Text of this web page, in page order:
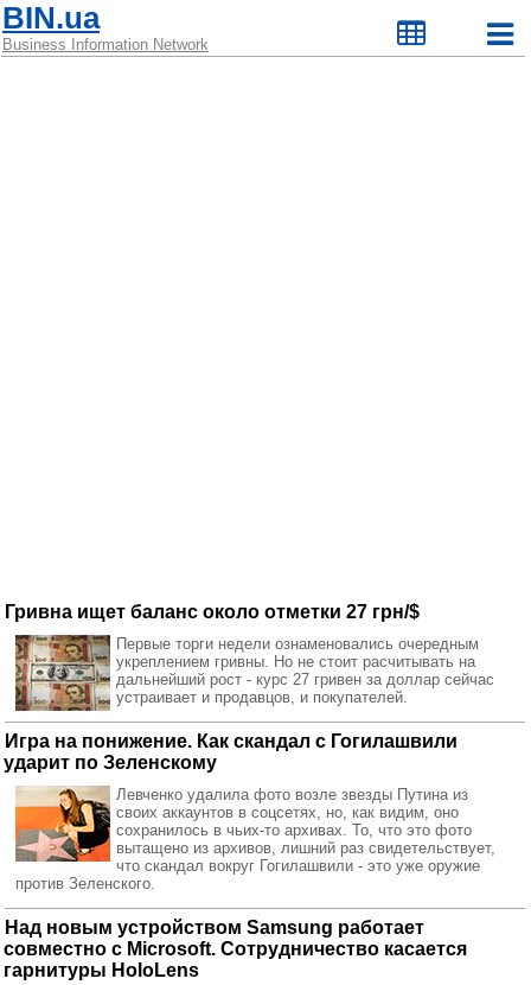
BIN.ua
Business Information Network
Гривна ищет баланс около отметки 27 грн/$
Первые торги недели ознаменовались очередным
укреплением гривны. Но не стоит расчитывать на
дальнейший рост - курс 27 гривен за доллар сейчас
устраивает и продавцов, и покупателей.
Игра на понижение. Как скандал с Гогилашвили
ударит по Зеленскому
Левченко удалила фото возле звезды Путина из
своих аккаунтов в соцсетях, но, как видим, оно
сохранилось в чьих-то архивах. То, что это фото
вытащено из архивов, лишний раз свидетельствует,
что скандал вокруг Гогилашвили - это уже оружие
против Зеленского.
Над новым устройством Samsung работает
совместно с Microsoft. Сотрудничество касается
гарнитуры HoloLens